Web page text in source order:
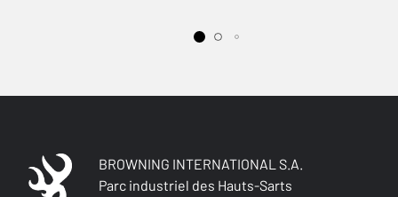
BROWNING INTERNATIONAL S.A.
Parc industriel des Hauts-Sarts